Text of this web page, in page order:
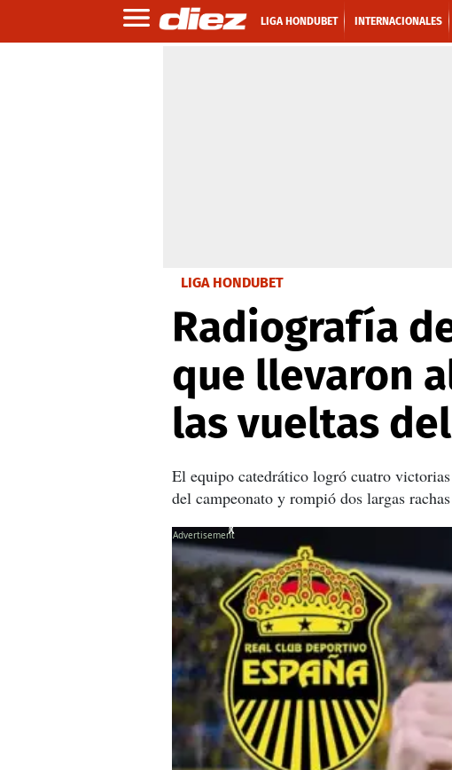
LIGA HONDUBET INTERNACIONALES
LIGA HONDUBET
Radiografía
que llevaron
las vueltas
El equipo catedrático logró cuatro
del campeonato y rompió dos largas rachas
X
X
X
X
X
X
X